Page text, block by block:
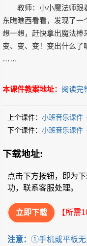
教师：小小魔法师跟
东瞧瞧西看看，发现了
想一想，赶快拿出魔法棒
变、变、变！变出什么了
……
本课件教案地址： 阅读完
上个课件： 小班音乐课件
下个课件： 小班音乐课件
下载地址:
点击下方按钮，即为
功，联系客服处理。
立即下载 【所需
注意： ①手机或平板无